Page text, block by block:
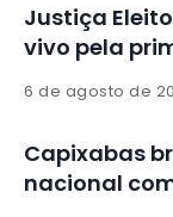
Justiça
vivo pela
6 de agosto de
Capixabas
nacional